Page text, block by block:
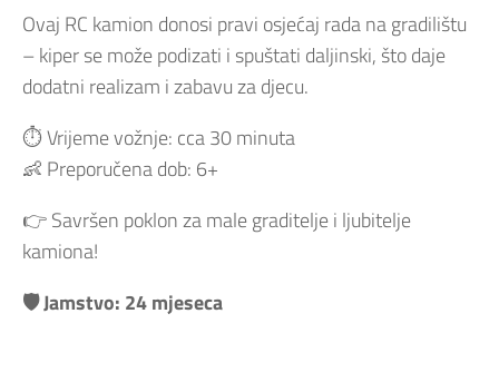
Ovaj RC kamion donosi pravi osjećaj rada na gradilištu
– kiper se može podizati i spuštati daljinski, što daje
dodatni realizam i zabavu za djecu.
⏱️ Vrijeme vožnje: cca 30 minuta
👶 Preporučena dob: 6+
👉 Savršen poklon za male graditelje i ljubitelje
kamiona!
🛡️ Jamstvo: 24 mjeseca